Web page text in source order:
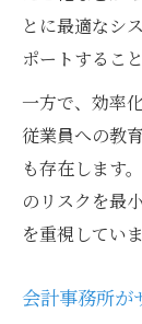
とに最適なシ
ポートするこ
一方で、効率
従業員への教
も存在します
のリスクを最
を重視していま
会計事務所が